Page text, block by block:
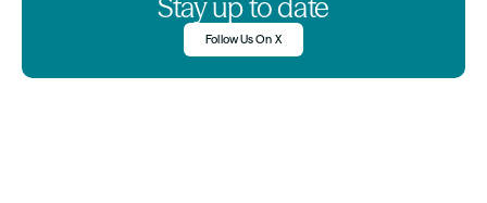
Stay up to date
Follow Us On X